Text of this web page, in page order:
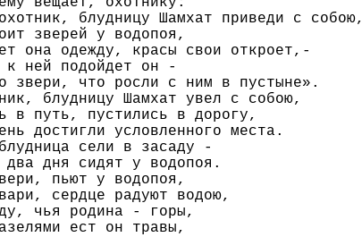
блудницу Шамхат приведи с собою,
зверей у водопоя,
она одежду, красы свои откроет,-
ней подойдет он -
звери, что росли с ним в пустыне».
блудницу Шамхат увел с собою,
в путь, пустились в дорогу,
достигли условленного места.
сели в засаду -
дня сидят у водопоя.
пьют у водопоя,
сердце радуют водою,
чья родина - горы,
ест он травы,